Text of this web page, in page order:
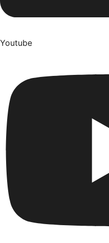
Youtube